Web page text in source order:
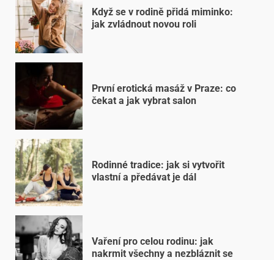
Když se v rodině přidá miminko:
jak zvládnout novou roli
První erotická masáž v Praze: co
čekat a jak vybrat salon
Rodinné tradice: jak si vytvořit
vlastní a předávat je dál
Vaření pro celou rodinu: jak
nakrmit všechny a nezbláznit se